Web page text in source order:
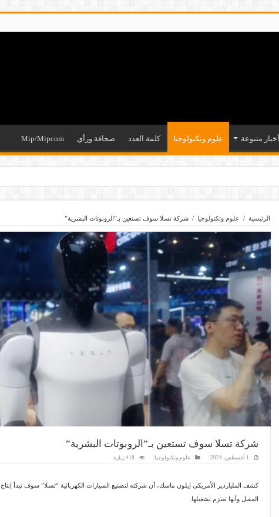
أخبار متنوعة علوم وتكنولوجيا كلمة العدد صحافة ورأي Mip/Mipcom
الرئيسية / علوم وتكنولوجيا / شركة تسلا سوف تستعين بـ”الروبوتات البشرية”
شركة تسلا سوف تستعين بـ”الروبوتات البشرية”
1 أغسطس، 2024 علوم وتكنولوجيا 418 زيارة
كشف الملياردير الأمريكي إيلون ماسك، أن شركته لتصنيع السيارات الكهربائية “تسلا” سوف تبدأ إنتاج
المقبل وأنها تعتزم تشغيلها.